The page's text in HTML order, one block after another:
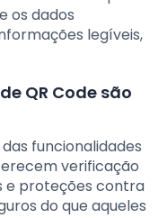
os dados
legíveis,
QR Code são
funcionalidades
verificação
e proteções contra
do que aqueles